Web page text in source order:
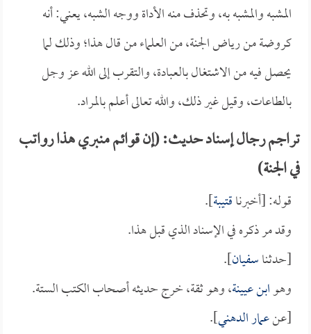
المشبه والمشبه به، وتحذف منه الأداة ووجه الشبه، يعني: أنه
كروضة من رياض الجنة، من العلماء من قال هذا؛ وذلك لما
يحصل فيه من الاشتغال بالعبادة، والتقرب إلى الله عز وجل
بالطاعات، وقيل غير ذلك، والله تعالى أعلم بالمراد.
تراجم رجال إسناد حديث: (إن قوائم منبري هذا رواتب
في الجنة)
قوله: [أخبرناقتيبة].
وقد مر ذكره في الإسناد الذي قبل هذا.
[حدثناسفيان].
وهوابن عيينة، وهو ثقة، خرج حديثه أصحاب الكتب الستة.
[عنعمار الدهني].